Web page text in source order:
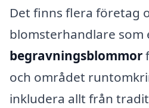
Det finns flera företag
blomsterhandlare som
begravningsblommor
och området
inkludera allt från